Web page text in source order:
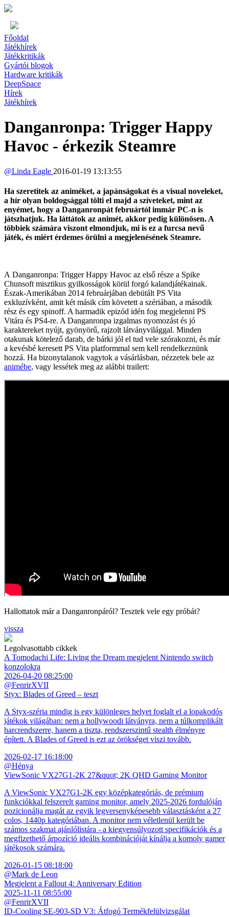
Főoldal
Játékhírek
Játékkritikák
Gyártói blogok
Hardware kritikák
DeepSpace
Hírek
Játékhírek
Danganronpa: Trigger Happy
Havoc - érkezik Steamre
@Linda Eagle 2016-01-19 13:13:55
Ha szeretitek az animéket, a japánságokat és a visual noveleket,
a hír olyan boldogsággal tölti el majd a szíveteket, mint az
enyémet, hogy a Danganronpát februártól immár PC-n is
játszhatjuk. Ha láttátok az animét, akkor pedig különösen. A
többiek számára viszont elmondjuk, mi is ez a furcsa nevű
játék, és miért érdemes örülni a megjelenésének Steamre.
A Danganronpa: Trigger Happy Havoc az első része a Spike
Chunsoft misztikus gyilkosságok körül forgó kalandjátékainak.
Észak-Amerikában 2014 februárjában debütált PS Vita
exkluzívként, amit két másik cím követett a szériában, a második
rész és egy spinoff. A harmadik epizód idén fog megjelenni PS
Vitára és PS4-re. A Danganronpa izgalmas nyomozást és jó
karaktereket nyújt, gyönyörű, rajzolt látványvilággal. Minden
otakunak kötelező darab, de bárki jól el tud vele szórakozni, és már
a kevésbé keresett PS Vita platformmal sem kell rendelkeznünk
hozzá. Ha bizonytalanok vagytok a vásárlásban, nézzetek bele az
animébe, vagy lessétek meg az alábbi trailert:
Hallottatok már a Danganronpáról? Tesztek vele egy próbát?
vissza
Legolvasottabb cikkek
A Tomodachi Life: Living the Dream megjelent Nintendo switch
konzolokra
2026-04-20 08:25:00
@FenrirXVII
Styx: Blades of Greed – teszt
A Styx-széria mindig is egy különleges helyet foglalt el a lopakodós
játékok világában: nem a hollywoodi látványra, nem a túlkomplikált
harcrendszerre, hanem a tiszta, rendszerszintű stealth élményre
épített. A Blades of Greed is ezt az örökséget viszi tovább.
2026-02-17 16:18:00
@Hénya
ViewSonic VX27G1-2K 27&quot; 2K QHD Gaming Monitor
A ViewSonic VX27G1-2K egy középkategóriás, de prémium
funkciókkal felszerelt gaming monitor, amely 2025-2026 fordulóján
pozicionálja magát az egyik legversenyképesebb választásként a 27
colos, 1440p kategóriában. A monitor nem véletlenül került be
számos szakmai ajánlólistára - a kiegyensúlyozott specifikációk és a
megfizethető árpozíció ideális kombinációját kínálja a komoly gamer
játékosok számára.
2026-01-15 08:18:00
@Mark de Leon
Megjelent a Fallout 4: Anniversary Edition
2025-11-11 08:55:00
@FenrirXVII
ID-Cooling SE-903-SD V3: Átfogó Termékfelülvizsgálat